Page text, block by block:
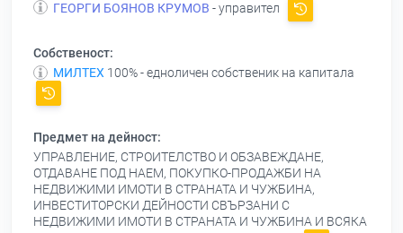
ГЕОРГИ БОЯНОВ КРУМОВ - управител
Собственост:
МИЛТЕХ 100% - едноличен собственик на капитала
Предмет на дейност:
УПРАВЛЕНИЕ, СТРОИТЕЛСТВО И ОБЗАВЕЖДАНЕ,
ОТДАВАНЕ ПОД НАЕМ, ПОКУПКО-ПРОДАЖБИ НА
НЕДВИЖИМИ ИМОТИ В СТРАНАТА И ЧУЖБИНА,
ИНВЕСТИТОРСКИ ДЕЙНОСТИ СВЪРЗАНИ С
НЕДВИЖИМИ ИМОТИ В СТРАНАТА И ЧУЖБИНА И ВСЯКА